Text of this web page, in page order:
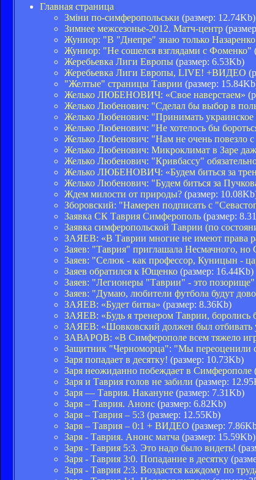
Главная страница
Зміни по-симферопольськи (размер: 12.74Kb)
Зимнее межсезонье-2012. Матч-центр
Жуниор: "В "Днепре" знаю только
Жуниор: "Не сошелся взглядами с Фоменко"
Жеребьевка Лиги Европы (размер: 6.53Kb)
Жеребьевка Лиги Европы, LIVE! +ВИДЕО
"Желтые" страницы Таврии (размер:
Желько ЛЮБЕНОВИЧ: «Свое наверстаем»
Желько Любенович: "Сделал бы выбор в
Желько Любенович: "Принимать украинское
Желько Любенович: "Не хотелось бы
Желько Любенович: "Нам не очень повезло с
Желько Любенович: Микроклимат в Заре
Желько Любенович: "Кривбассу"
Желько ЛЮБЕНОВИЧ: «Будем биться за
Желько Любенович: "Будем биться за
Ждем милости от природы? (размер:
Зборовский: "Намерен подписать с
Заявка СК Таврия Симферополь (размер:
Заявка симферопольской Таврии (по
ЗАЯЕВ: «В Таврии многие не имеют права
Заяев: "Таврия" приглашала Несмачного,
Заяев: "Селюк - как профессор, Куницын -
Заяев обратился к Ющенко (размер: 16.44Kb)
Заяев: "Легионеры "Таврии" - это позорище"
Заяев: "Думаю, любители футбола будут
ЗАЯЕВ: «Будет битва» (размер: 8.36Kb)
ЗАЯЕВ: «Будь я тренером Таврии, боролись
ЗАЯЕВ: «Шовковский должен был отбивать
ЗАВАРОВ: «В Симферополе всем тяжело
Защитник "Черноморца": "Мы переоценили
Заря попадает в десятку! (размер: 10.73Kb)
Заря неожиданно побеждает в Симферополе
Заря и Таврия голов не забили (размер:
Заря — Таврия. Накануне (размер: 7.31Kb)
Заря – Таврия. Анонс (размер: 6.82Kb)
Заря – Таврия – 5:3 (размер: 12.55Kb)
Заря – Таврия – 0:1 + ВИДЕО (размер:
Заря - Таврия. Анонс матча (размер: 15.59Kb)
Заря - Таврия 5:3. Это надо было видеть!
Заря - Таврия 3:0. Попадание в десятку
Заря - Таврия 2:3. Воздастся каждому по